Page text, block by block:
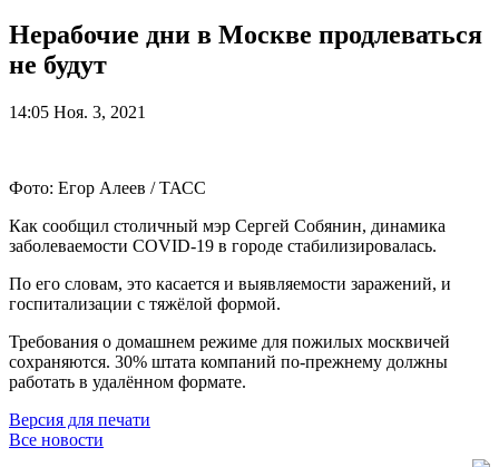
Нерабочие дни в Москве продлеваться
не будут
14:05 Ноя. 3, 2021
Фото: Егор Алеев / ТАСС
Как сообщил столичный мэр Сергей Собянин, динамика
заболеваемости COVID-19 в городе стабилизировалась.
По его словам, это касается и выявляемости заражений, и
госпитализации с тяжёлой формой.
Требования о домашнем режиме для пожилых москвичей
сохраняются. 30% штата компаний по-прежнему должны
работать в удалённом формате.
Версия для печати
Все новости